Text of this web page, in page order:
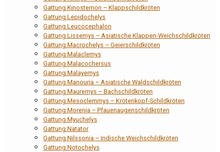
Gattung Kinosternon – Klappschildkröten
Gattung Lepidochelys
Gattung Leucocephalon
Gattung Lissemys – Asiatische Klappen-Weichschildkröten
Gattung Macrochelys – Geierschildkröten
Gattung Malaclemys
Gattung Malacochersus
Gattung Malayemys
Gattung Manouria – Asiatische Waldschildkröten
Gattung Mauremys – Bachschildkröten
Gattung Mesoclemmys – Krötenkopf-Schildkröten
Gattung Morenia – Pfauenaugenschildkröten
Gattung Myuchelys
Gattung Natator
Gattung Nilssonia – Indische Weichschildkröten
Gattung Notochelys